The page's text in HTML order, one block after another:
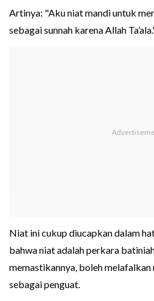
Artinya: "Aku niat mandi untuk
sebagai sunnah karena Allah
Niat ini cukup diucapkan dalam
bahwa niat adalah perkara
memastikannya, boleh
sebagai penguat.